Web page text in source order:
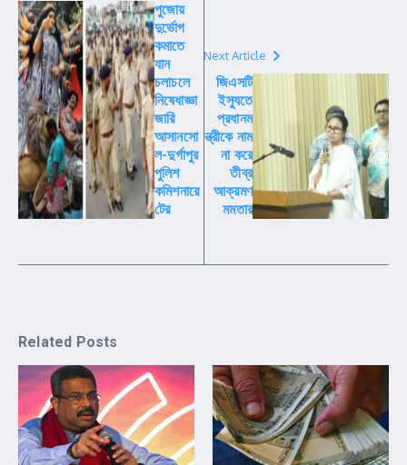
পুজোয়
দুর্ভোগ
কমাতে
যান
চলাচলে
নিষেধাজ্ঞা
জারি
আসানসো
ল-দুর্গাপুর
পুলিশ
কমিশনারে
টের
Next Article
জিএসটি
ইস্যুতে
প্রধানম
ন্ত্রীকে নাম
না করে
তীব্র
আক্রমণ
মমতার
Related Posts